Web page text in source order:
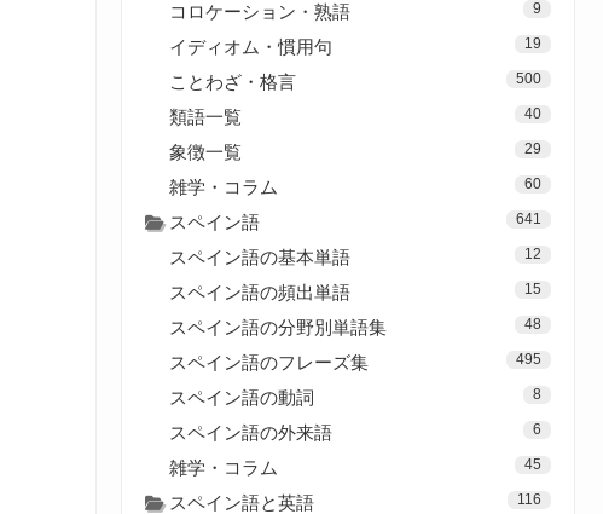
コロケーション・熟語 9
イディオム・慣用句 19
ことわざ・格言 500
類語一覧 40
象徴一覧 29
雑学・コラム 60
スペイン語 641
スペイン語の基本単語 12
スペイン語の頻出単語 15
スペイン語の分野別単語集 48
スペイン語のフレーズ集 495
スペイン語の動詞 8
スペイン語の外来語 6
雑学・コラム 45
スペイン語と英語 116